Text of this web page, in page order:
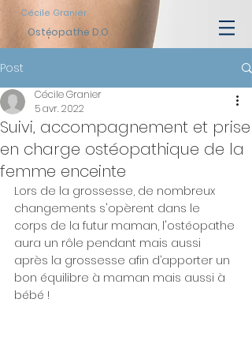
Cécile Granier
Ostéopathe D.O
Post
Suivi, accompagnement et prise
en charge ostéopathique de la
femme enceinte
Cécile Granier
5 avr. 2022
Lors de la grossesse, de nombreux
changements s'opèrent dans le
corps de la futur maman, l'ostéopathe
aura un rôle pendant mais aussi
après la grossesse afin d’apporter un
bon équilibre à maman mais aussi à
bébé !